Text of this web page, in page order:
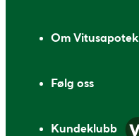
Om Vitusapotek
Følg oss
Kundeklubb